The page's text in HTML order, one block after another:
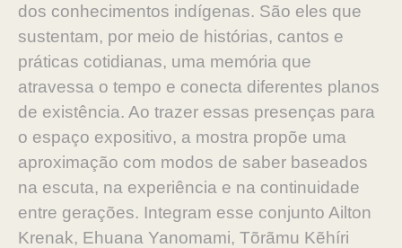
dos conhecimentos indígenas. São eles que
sustentam, por meio de histórias, cantos e
práticas cotidianas, uma memória que
atravessa o tempo e conecta diferentes planos
de existência. Ao trazer essas presenças para
o espaço expositivo, a mostra propõe uma
aproximação com modos de saber baseados
na escuta, na experiência e na continuidade
entre gerações. Integram esse conjunto Ailton
Krenak, Ehuana Yanomami, Tõrãmu Kẽhíri